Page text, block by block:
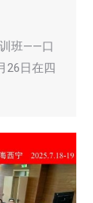
班——口
26日在四